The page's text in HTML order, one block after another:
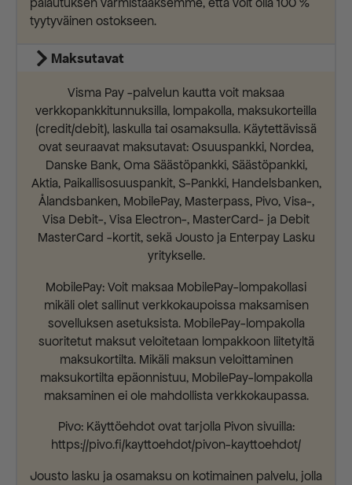
tyytyväinen ostokseen.
Maksutavat
Visma Pay -palvelun kautta voit maksaa
verkkopankkitunnuksilla, lompakolla, maksukorteilla
(credit/debit), laskulla tai osamaksulla. Käytettävissä
ovat seuraavat maksutavat: Osuuspankki, Nordea,
Danske Bank, Oma Säästöpankki, Säästöpankki,
Aktia, Paikallisosuuspankit, S-Pankki, Handelsbanken,
Ålandsbanken, MobilePay, Masterpass, Pivo, Visa-,
Visa Debit-, Visa Electron-, MasterCard- ja Debit
MasterCard -kortit, sekä Jousto ja Enterpay Lasku
yritykselle.
MobilePay: Voit maksaa MobilePay-lompakollasi
mikäli olet sallinut verkkokaupoissa maksamisen
sovelluksen asetuksista. MobilePay-lompakolla
suoritetut maksut veloitetaan lompakkoon liitetyltä
maksukortilta. Mikäli maksun veloittaminen
maksukortilta epäonnistuu, MobilePay-lompakolla
maksaminen ei ole mahdollista verkkokaupassa.
Pivo: Käyttöehdot ovat tarjolla Pivon sivuilla:
https://pivo.fi/kayttoehdot/pivon-kayttoehdot/
Jousto lasku ja osamaksu on kotimainen palvelu, jolla